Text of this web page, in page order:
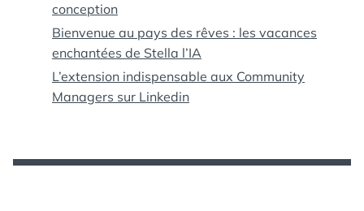
conception
Bienvenue au pays des rêves : les vacances
enchantées de Stella l’IA
L’extension indispensable aux Community
Managers sur Linkedin